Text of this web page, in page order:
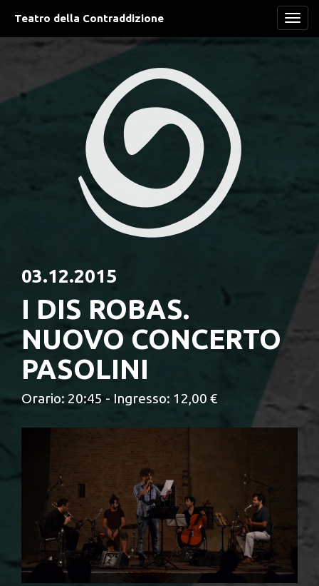
Teatro della Contraddizione
03.12.2015
I DIS ROBAS.
NUOVO CONCERTO
PASOLINI
Orario: 20:45 - Ingresso: 12,00 €